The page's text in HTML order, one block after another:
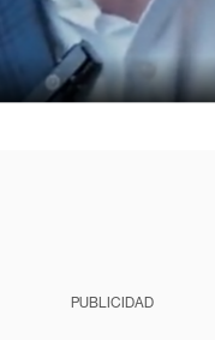
PUBLICIDAD